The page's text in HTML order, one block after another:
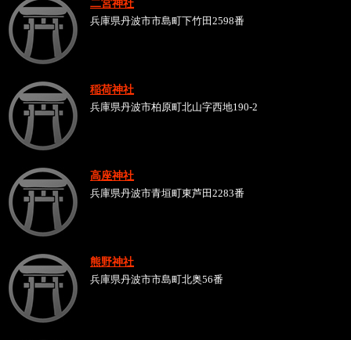
二宮神社
兵庫県丹波市市島町下竹田2598番
稲荷神社
兵庫県丹波市柏原町北山字西地190-2
高座神社
兵庫県丹波市青垣町東芦田2283番
熊野神社
兵庫県丹波市市島町北奥56番